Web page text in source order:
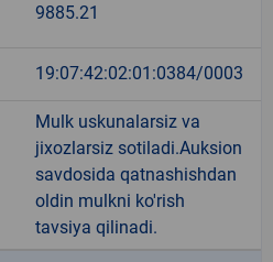
9885.21
19:07:42:02:01:0384/0003
Mulk uskunalarsiz va
jixozlarsiz sotiladi.Auksion
savdosida qatnashishdan
oldin mulkni ko'rish
tavsiya qilinadi.